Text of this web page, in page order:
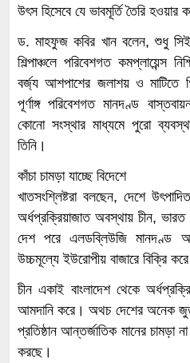
উৎস হিসেবে যে ভাবমূর্তি তৈরি হওয়ার
ড. মাহফুজ কবির খান বলেন, শুধু
শিল্পাঞ্চলে পরিবেশগত কমপ্লায়েন্স
বর্জ্য আশপাশের জলাশয় ও মাটিতে
পূর্ণাঙ্গ পরিবেশগত মানদণ্ড
কোনো সংস্থার মাধ্যমে পুরো
তিনি।
কাঁচা চামড়া যাচ্ছে বিদেশে
খাতসংশ্লিষ্টরা বলছেন, দেশে
অর্ধপ্রক্রিয়াজাত অবস্থায় চীন,
দেশ পরে এলডব্লিউজি মানদণ্ড
উচ্চমূল্যে ইউরোপীয় বাজারে বিক্রি
চীন একাই বাংলাদেশ থেকে
আমদানি করে। অথচ দেশের অনেক
প্রতিষ্ঠান আন্তর্জাতিক মানের চামড়া
করছে।